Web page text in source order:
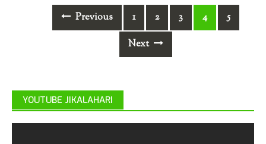
navigationPrevious 1 2 3 4
5
Next
YOUTUBE JIKALAHARI